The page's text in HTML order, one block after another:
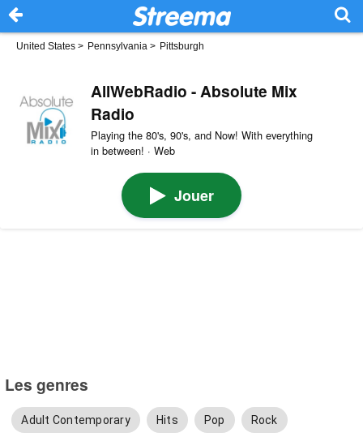
United States > Pennsylvania > Pittsburgh
AllWebRadio - Absolute Mix
Radio
Playing the 80's, 90's, and Now! With everything
in between! · Web
Jouer
Les genres
Adult Contemporary Hits Pop Rock